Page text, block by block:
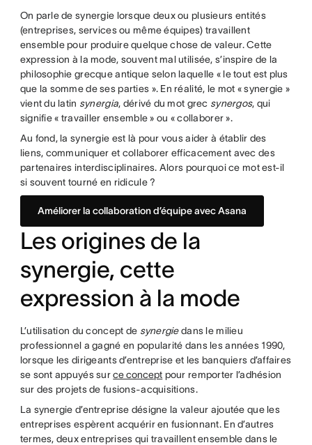
On parle de synergie lorsque deux ou plusieurs entités
(entreprises, services ou même équipes) travaillent
ensemble pour produire quelque chose de valeur. Cette
expression à la mode, souvent mal utilisée, s’inspire de la
philosophie grecque antique selon laquelle « le tout est plus
que la somme de ses parties ». En réalité, le mot « synergie »
vient du latin synergia, dérivé du mot grec synergos, qui
signifie « travailler ensemble » ou « collaborer ».
Au fond, la synergie est là pour vous aider à établir des
liens, communiquer et collaborer efficacement avec des
partenaires interdisciplinaires. Alors pourquoi ce mot est-il
si souvent tourné en ridicule ?
Améliorer la collaboration d’équipe avec Asana
Les origines de la
synergie, cette
expression à la mode
L’utilisation du concept de synergiedans le milieu
professionnel a gagné en popularité dans les années 1990,
lorsque les dirigeants d’entreprise et les banquiers d’affaires
se sont appuyés surce concept pour remporter l’adhésion
sur des projets de fusions-acquisitions.
La synergie d’entreprise désigne la valeur ajoutée que les
entreprises espèrent acquérir en fusionnant. En d’autres
termes, deux entreprises qui travaillent ensemble dans le